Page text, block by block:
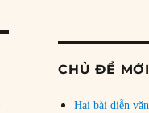
CHỦ ĐỀ MỚI
Hai bài diễn